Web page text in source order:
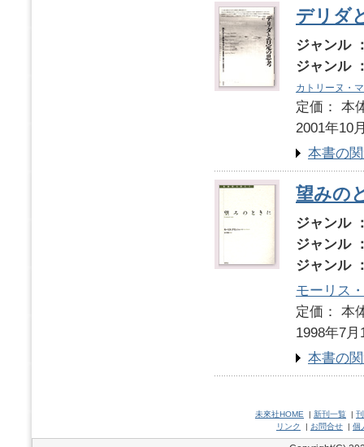
デリダ
ジャンル
ジャンル
カトリーヌ・
定価：
2001年10
本書の
望みの
ジャンル
ジャンル
ジャンル
モーリス
定価：
1998年7月
本書の
未來社HOME | 新刊一覧 |
リンク
| お問合せ | 個